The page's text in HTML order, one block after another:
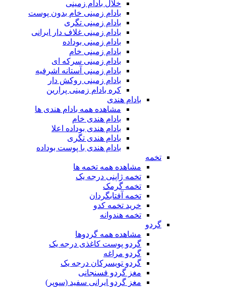
خلال بادام زمینی
بادام زمینی خام بدون پوست
بادام زمینی تگری
بادام زمینی غلاف دار ایرانی
بادام زمینی بوداده
بادام زمینی خام
بادام زمینی سرکه ای
بادام زمینی آستانه اشرفیه
بادام زمینی روکش دار
کره بادام زمینی پرارین
بادام هندی
مشاهده همه بادام هندی ها
بادام هندی خام
بادام هندی بوداده اعلا
بادام هندی تگری
بادام هندی با پوست بوداده
تخمه
مشاهده همه تخمه ها
تخمه ژاپنی درجه یک
تخمه گرمک
تخمه آفتابگردان
خرید تخمه کدو
تخمه هندوانه
گردو
مشاهده همه گردوها
گردو پوست کاغذی درجه یک
گردو مراغه
گردو تویسرکان درجه یک
مغز گردو فسنجانی
مغز گردو ایرانی سفید (سوپر)